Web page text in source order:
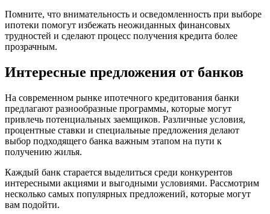
Помните, что внимательность и осведомленность при выборе
ипотеки помогут избежать неожиданных финансовых
трудностей и сделают процесс получения кредита более
прозрачным.
Интересные предложения от банков
На современном рынке ипотечного кредитования банки
предлагают разнообразные программы, которые могут
привлечь потенциальных заемщиков. Различные условия,
процентные ставки и специальные предложения делают
выбор подходящего банка важным этапом на пути к
получению жилья.
Каждый банк старается выделиться среди конкурентов
интересными акциями и выгодными условиями. Рассмотрим
несколько самых популярных предложений, которые могут
вам подойти.